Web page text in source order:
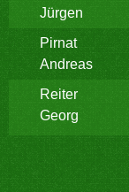
Jürgen
Pirnat
Andreas
Reiter
Georg